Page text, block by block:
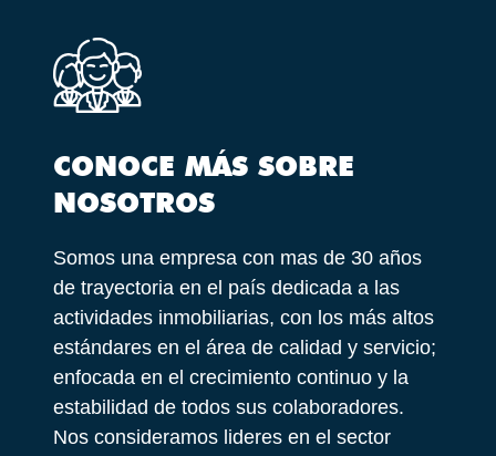
CONOCE MÁS SOBRE
NOSOTROS
Somos una empresa con mas de 30 años
de trayectoria en el país dedicada a las
actividades inmobiliarias, con los más altos
estándares en el área de calidad y servicio;
enfocada en el crecimiento continuo y la
estabilidad de todos sus colaboradores.
Nos consideramos lideres en el sector